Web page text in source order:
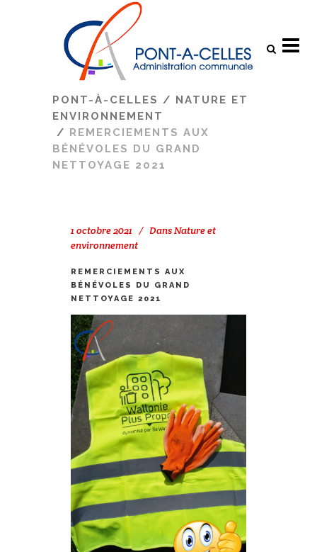
PONT-À-CELLES / NATURE ET
ENVIRONNEMENT
/ REMERCIEMENTS AUX
BÉNÉVOLES DU GRAND
NETTOYAGE 2021
1 octobre 2021 DansNature et
environnement
REMERCIEMENTS AUX
BÉNÉVOLES DU GRAND
NETTOYAGE 2021